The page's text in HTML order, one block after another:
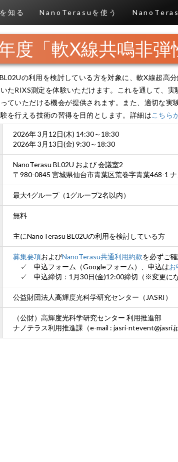
知る NanoTerasuを使う
度「軟X線共鳴非
の利用を検討している方を対象に、軟X線超高
たRIXS測定を体験いただけます。これを通して、
ていただける機会が提供されます。また、適切な
を行える技術の習得を目的とします。詳細はこちら
2026年 3月12日(木) 14:30～18:30
2026年 3月13日(金) 9:30～18:30
NanoTerasu BL02U および 会議室2
〒980-0845 宮城県仙台市青葉区荒巻字青葉468-1
最大4グループ（1グループ2名以内）
無料
主にNanoTerasu BL02Uの利用を検討している方
募集要項およびNanoTerasu共通利用約款を必ずご
✓ 申込フォーム（Googleフォーム）、申込はお
✓ 申込締切：1月30日(金)12:00締切（※変更にな
公益財団法人高輝度光科学研究センター（JASRI）
（公財）高輝度光科学研究センター 利用推進部
ナノテラス利用推進課（e-mail : jasri-ntevent@jasri.jp